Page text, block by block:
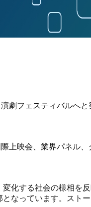
劇フェスティバルへと
上映会、業界パネル、
化する社会の様相を
なっています。スト